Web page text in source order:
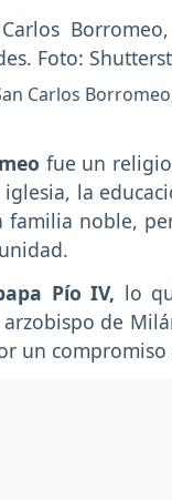
Carlos
fue un
la
familia noble,
Pío IV, lo
de
un